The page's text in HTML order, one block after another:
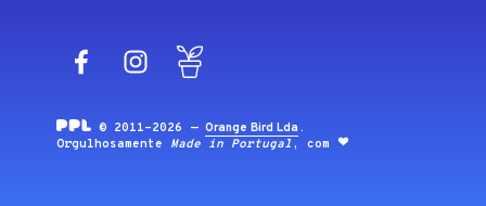
FacebookInstagram
© 2011-2026 —Orange Bird Lda .
Orgulhosamente Made in Portugal , com